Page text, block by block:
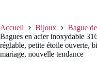
Accueil Bijoux
Bague
Bagues en acier inoxydable
réglable, petite étoile ouverte,
mariage, nouvelle tendance